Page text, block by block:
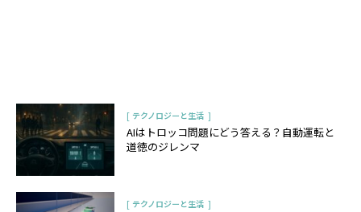
[ テクノロジーと生活 ]
AIはトロッコ問題にどう答える？自動運転と
道徳のジレンマ
[ テクノロジーと生活 ]